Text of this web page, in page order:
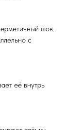
шов.
с
её внутрь